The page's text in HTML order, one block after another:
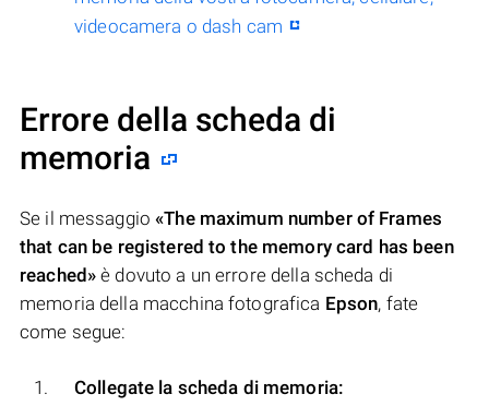
videocamera o dash cam
Errore della scheda di
memoria
Se il messaggio«The maximum number of Frames
that can be registered to the memory card has been
reached» è dovuto a un errore della scheda di
memoria della macchina fotografica Epson, fate
come segue:
Collegate la scheda di memoria: